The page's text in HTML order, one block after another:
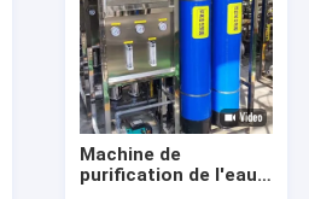
Machine de
purification de l'eau